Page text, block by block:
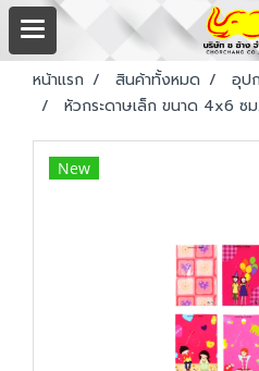
หน้าแรก สินค้าทั้งหมด อุป
หัวกระดาษเล็ก ขนาด 4x6 ซม.
New